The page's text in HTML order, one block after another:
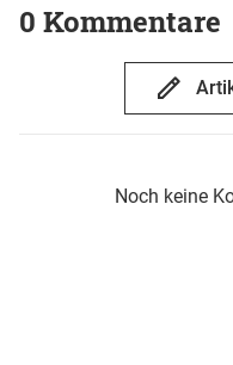
0 Kommentare
Noch keine